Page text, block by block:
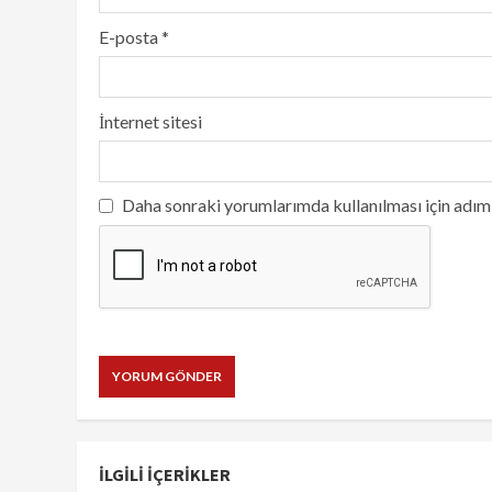
E-posta*
İnternet sitesi
Daha sonraki yorumlarımda kullanılması için
İLGILI IÇERIKLER